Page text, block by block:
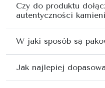
Czy do produktu
autentyczności
W jaki sposób są
Jak najlepiej